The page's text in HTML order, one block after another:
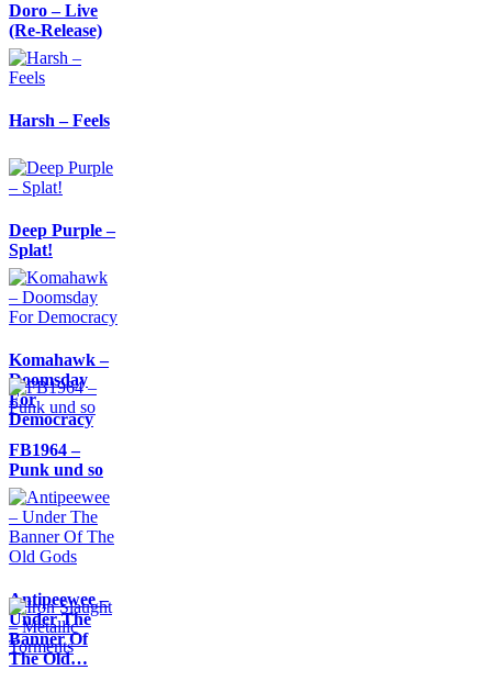
Doro – Live
(Re-Release)
Harsh – Feels
Deep Purple –
Splat!
Komahawk –
Doomsday
For
Democracy
FB1964 –
Punk und so
Antipeewee –
Under The
Banner Of
The Old…